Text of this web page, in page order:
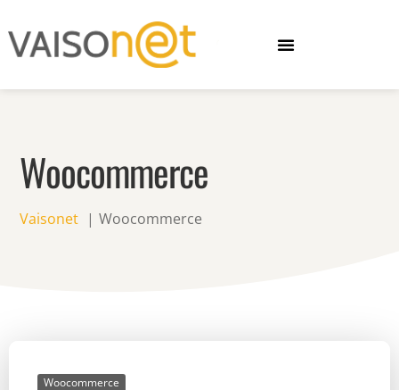
Woocommerce
Vaisonet Woocommerce
Woocommerce